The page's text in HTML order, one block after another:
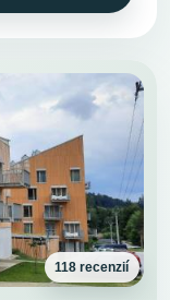
118 recenzií